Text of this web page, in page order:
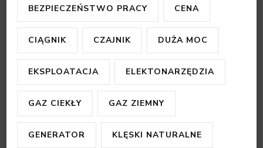
BEZPIECZEŃSTWO PRACY CENA
CIĄGNIK CZAJNIK DUŻA MOC
EKSPLOATACJA ELEKTONARZĘDZIA
GAZ CIEKŁY GAZ ZIEMNY
GENERATOR KLĘSKI NATURALNE